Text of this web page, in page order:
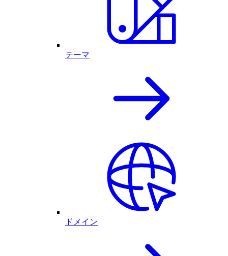
テーマ
ドメイン